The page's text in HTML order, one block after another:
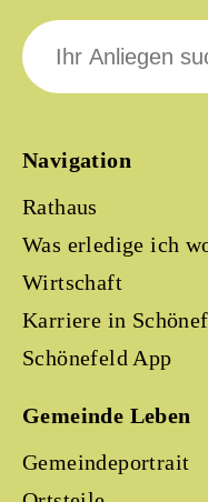
Navigation
Rathaus
Was erledige ich
Wirtschaft
Karriere in
Schönefeld App
Gemeinde Leben
Gemeindeportrait
Suche
nach: